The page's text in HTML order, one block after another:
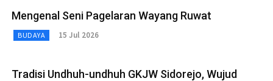
Mengenal Seni Pagelaran Wayang Ruwat
BUDAYA 15 Jul 2026
Tradisi Undhuh-undhuh GKJW Sidorejo, Wujud